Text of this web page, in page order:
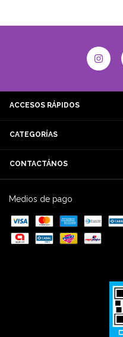
ACCESOS RÁPIDOS
CATEGORÍAS
CONTACTÁNOS
Medios de pago